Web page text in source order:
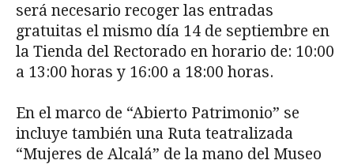
será necesario recoger las entradas
gratuitas el mismo día 14 de septiembre en
la Tienda del Rectorado en horario de: 10:00
a 13:00 horas y 16:00 a 18:00 horas.
En el marco de “Abierto Patrimonio” se
incluye también una Ruta teatralizada
“Mujeres de Alcalá” de la mano del Museo